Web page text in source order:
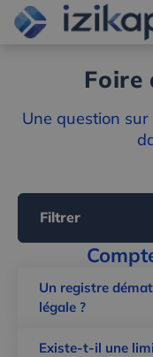
Foire
Une question sur
Filtrer
Un registre
légale ?
Existe-t-il une